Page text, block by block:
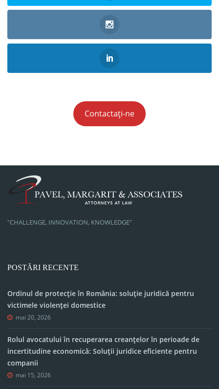
Contactați-ne
"CHALLENGE, INNOVATION, KNOWLEDGE"
POSTĂRI RECENTE
Ordinul de protecție în România: soluție juridică pentru
victimele violenței domestice
mai 20, 2026
Rolul avocatului în recuperarea creanțelor în perioade de
incertitudine economică: Soluții juridice eficiente pentru
companii
mai 15, 2026